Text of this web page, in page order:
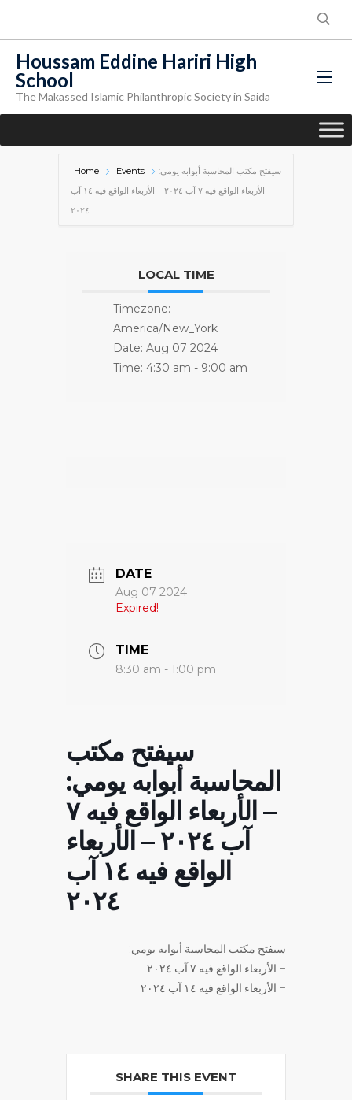
Houssam Eddine Hariri High
School
The Makassed Islamic Philanthropic Society in Saida
Home Events
سيفتح مكتب المحاسبة أبوابه يومي:
– الأربعاء الواقع فيه ٧ آب ٢٠٢٤ – الأربعاء الواقع فيه ١٤ آب
٢٠٢٤
LOCAL TIME
Timezone:
America/New_York
Date: Aug 07 2024
Time: 4:30 am - 9:00 am
DATE
Aug 07 2024
Expired!
TIME
8:30 am - 1:00 pm
سيفتح مكتب
المحاسبة أبوابه يومي:
– الأربعاء الواقع فيه ٧
آب ٢٠٢٤ – الأربعاء
الواقع فيه ١٤ آب
٢٠٢٤
سيفتح مكتب المحاسبة أبوابه يومي:
– الأربعاء الواقع فيه ٧ آب ٢٠٢٤
– الأربعاء الواقع فيه ١٤ آب ٢٠٢٤
SHARE THIS EVENT